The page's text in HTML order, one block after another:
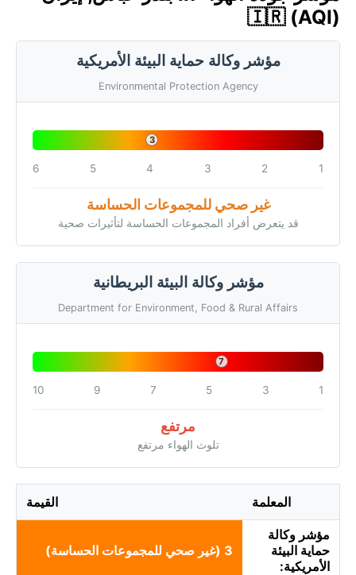
🇮🇷 (AQI)
مؤشر وكالة حماية البيئة الأمريكية
Environmental Protection Agency
3
1
2
3
4
5
6
غير صحي للمجموعات الحساسة
قد يتعرض أفراد المجموعات الحساسة لتأثيرات صحية
مؤشر وكالة البيئة البريطانية
Department for Environment, Food & Rural Affairs
7
1
3
5
7
9
10
مرتفع
تلوث الهواء مرتفع
المعلمة القيمة
مؤشر وكالة
حماية البيئة
الأمريكية:
3 (غير صحي للمجموعات الحساسة)